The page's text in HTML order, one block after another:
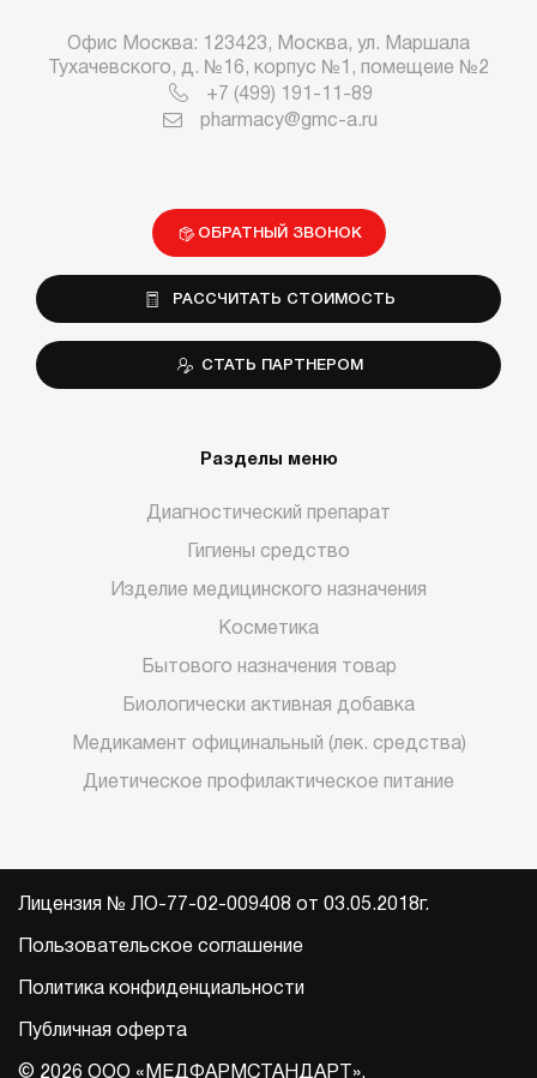
Офис Москва: 123423, Москва, ул. Маршала
Тухачевского, д. №16, корпус №1, помещеие №2
+7 (499) 191-11-89
pharmacy@gmc-a.ru
ОБРАТНЫЙ ЗВОНОК
РАССЧИТАТЬ СТОИМОСТЬ
СТАТЬ ПАРТНЕРОМ
Разделы меню
Диагностический препарат
Гигиены средство
Изделие медицинского назначения
Косметика
Бытового назначения товар
Биологически активная добавка
Медикамент официнальный (лек. средства)
Диетическое профилактическое питание
Лицензия № ЛО-77-02-009408 от 03.05.2018г.
Пользовательское соглашение
Политика конфиденциальности
Публичная оферта
© 2026 ООО «МЕДФАРМСТАНДАРТ».